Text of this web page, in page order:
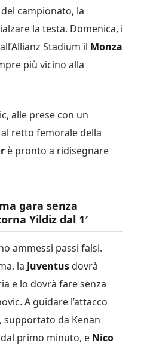
campionato, la
la testa. Domenica, i
Stadium il Monza
più vicino alla
alle prese con un
retto femorale della
è pronto a ridisegnare
gara senza
Yildiz dal 1′
ammessi passi falsi.
la Juventus dovrà
e lo dovrà fare senza
A guidare l’attacco
, supportato da Kenan
primo minuto, e Nico